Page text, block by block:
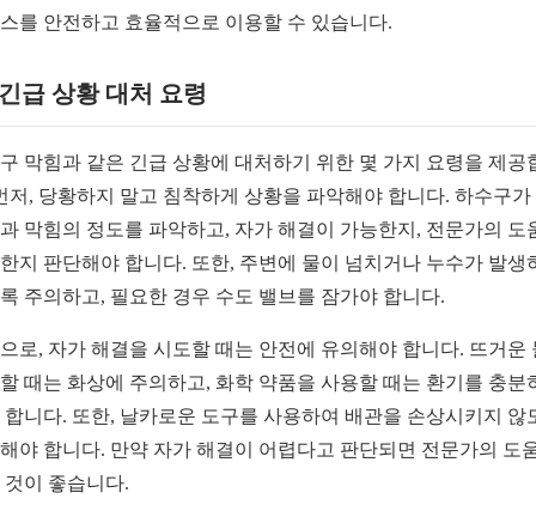
를 안전하고 효율적으로 이용할 수 있습니다.
급 상황 대처 요령
막힘과 같은 긴급 상황에 대처하기 위한 몇 가지 요령을 제공
저, 당황하지 말고 침착하게 상황을 파악해야 합니다. 하수구가
막힘의 정도를 파악하고, 자가 해결이 가능한지, 전문가의 도
지 판단해야 합니다. 또한, 주변에 물이 넘치거나 누수가 발생
주의하고, 필요한 경우 수도 밸브를 잠가야 합니다.
로, 자가 해결을 시도할 때는 안전에 유의해야 합니다. 뜨거운
때는 화상에 주의하고, 화학 약품을 사용할 때는 환기를 충분
합니다. 또한, 날카로운 도구를 사용하여 배관을 손상시키지 않
야 합니다. 만약 자가 해결이 어렵다고 판단되면 전문가의 도
것이 좋습니다.